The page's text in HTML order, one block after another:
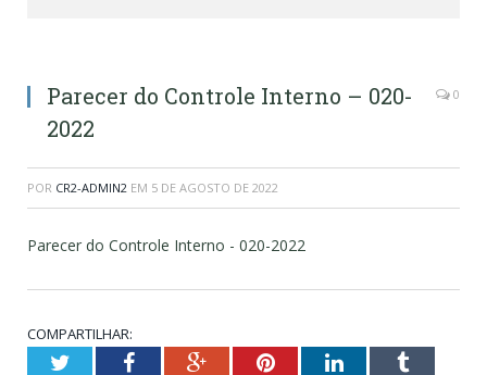
Parecer do Controle Interno – 020-
2022
0
POR CR2-ADMIN2 EM 5 DE AGOSTO DE 2022
Parecer do Controle Interno - 020-2022
COMPARTILHAR:
TwitterFacebookGoogle+PinterestLinkedInTumblr